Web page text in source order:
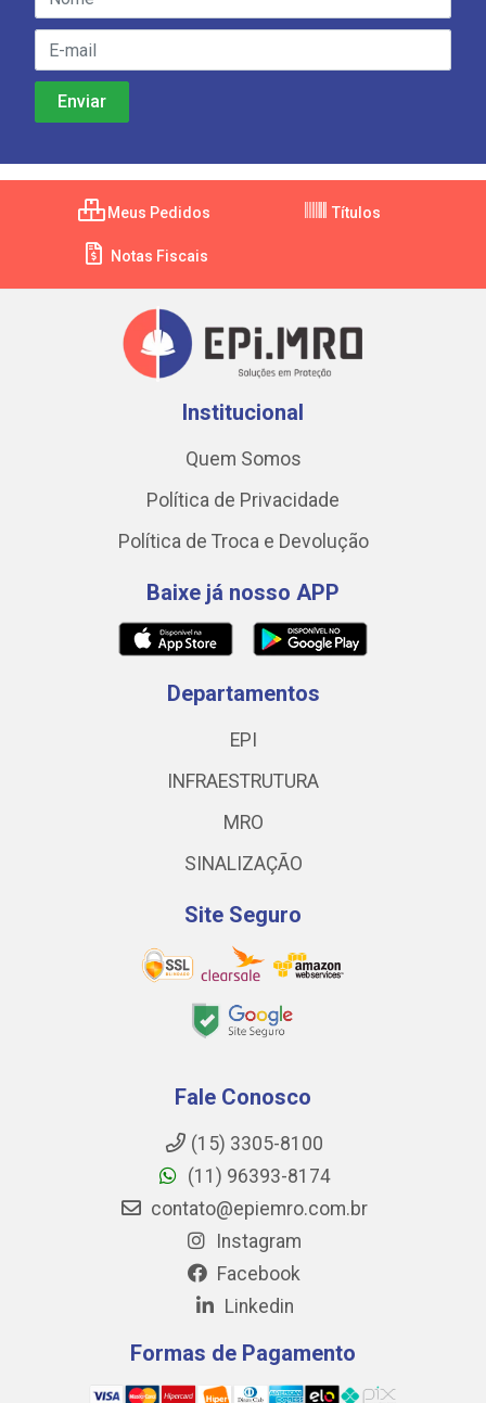
Meus Pedidos Títulos
Notas Fiscais
Institucional
Quem Somos
Política de Privacidade
Política de Troca e Devolução
Baixe já nosso APP
Departamentos
EPI
INFRAESTRUTURA
MRO
SINALIZAÇÃO
Site Seguro
Fale Conosco
(15) 3305-8100
(11) 96393-8174
contato@epiemro.com.br
Instagram
Facebook
Linkedin
Formas de Pagamento